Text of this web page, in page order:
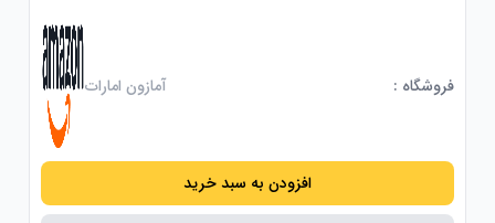
فروشگاه : آمازون امارات
افزودن به سبد خرید